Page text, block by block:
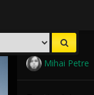
Mihai Petre